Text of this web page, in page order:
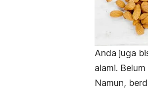
Anda juga
alami.
Namun,